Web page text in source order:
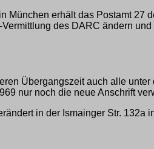
München erhält das Postamt
des DARC ändern und
Übergangszeit auch alle
nur noch die neue Anschrift
in der Ismainger Str. 132a